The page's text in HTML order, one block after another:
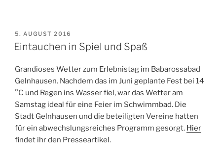
VERÖFFENTLICHT
AM
5. AUGUST 2016
Eintauchen in Spiel und Spaß
Grandioses Wetter zum Erlebnistag im Babarossabad
Gelnhausen. Nachdem das im Juni geplante Fest bei 14
°C und Regen ins Wasser fiel, war das Wetter am
Samstag ideal für eine Feier im Schwimmbad. Die
Stadt Gelnhausen und die beteiligten Vereine hatten
für ein abwechslungsreiches Programm gesorgt. Hier
findet ihr den Presseartikel.